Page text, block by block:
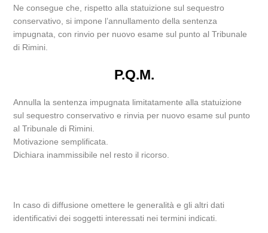
Ne consegue che, rispetto alla statuizione sul sequestro
conservativo, si impone l’annullamento della sentenza
impugnata, con rinvio per nuovo esame sul punto al Tribunale
di Rimini.
P.Q.M.
Annulla la sentenza impugnata limitatamente alla statuizione
sul sequestro conservativo e rinvia per nuovo esame sul punto
al Tribunale di Rimini.
Motivazione semplificata.
Dichiara inammissibile nel resto il ricorso.
In caso di diffusione omettere le generalità e gli altri dati
identificativi dei soggetti interessati nei termini indicati.